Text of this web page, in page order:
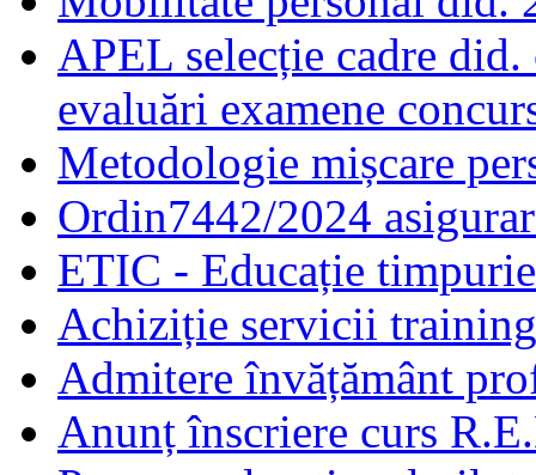
APEL selecție cadre
evaluări examene
Metodologie mișcare
Ordin7442/2024
ETIC - Educație
Achiziție servicii
Admitere învățământ
Anunț înscriere curs